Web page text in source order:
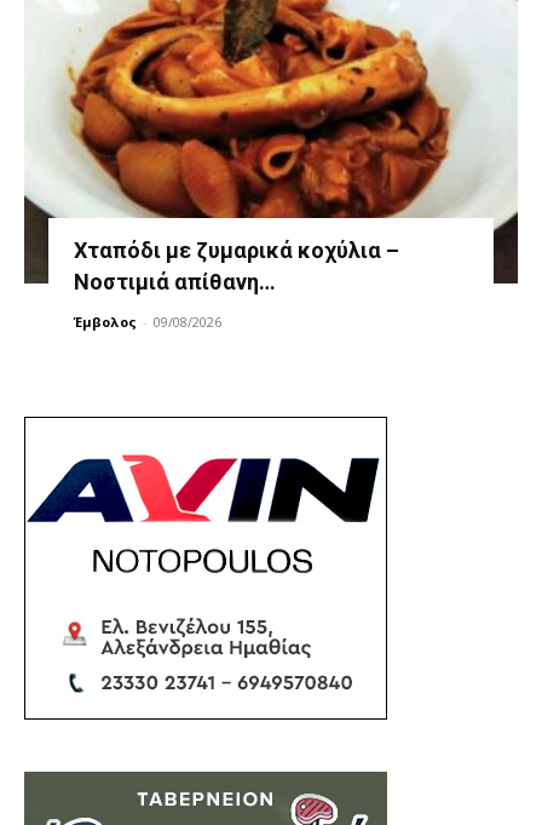
Χταπόδι με ζυμαρικά κοχύλια –
Νοστιμιά απίθανη…
Έμβολος - 09/08/2026